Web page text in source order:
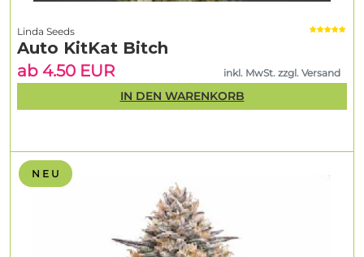
N E U
Linda Seeds
Auto KitKat Bitch
ab 4.50 EUR
inkl. MwSt. zzgl. Versand
IN DEN WARENKORB